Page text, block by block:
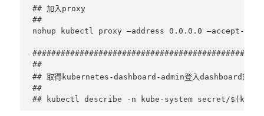
## 加入proxy
##
nohup kubectl proxy –address 0.0.0.0 –accept-
##
## 取得kubernetes-dashboard-admin登入dashboard的
##